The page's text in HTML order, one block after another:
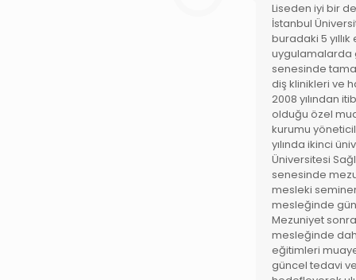
Liseden iyi bir
İstanbul
buradaki 5
uygulamalarda
senesinde
diş klinikleri ve
2008 yılından
olduğu özel
kurumu
yılında ikinci
Üniversitesi
senesinde
mesleki
mesleğinde
Mezuniyet
mesleğinde
eğitimleri
güncel tedavi